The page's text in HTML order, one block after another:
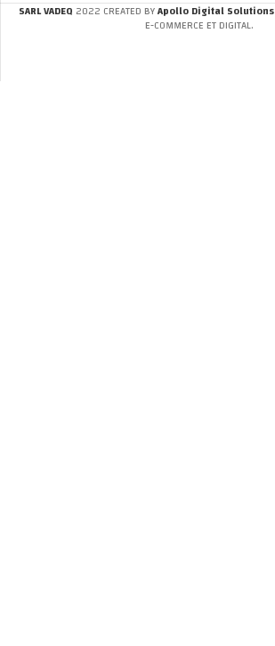
SARL VADEQ 2022 CREATED BYApollo Digital Solutions
E-COMMERCE ET DIGITAL.